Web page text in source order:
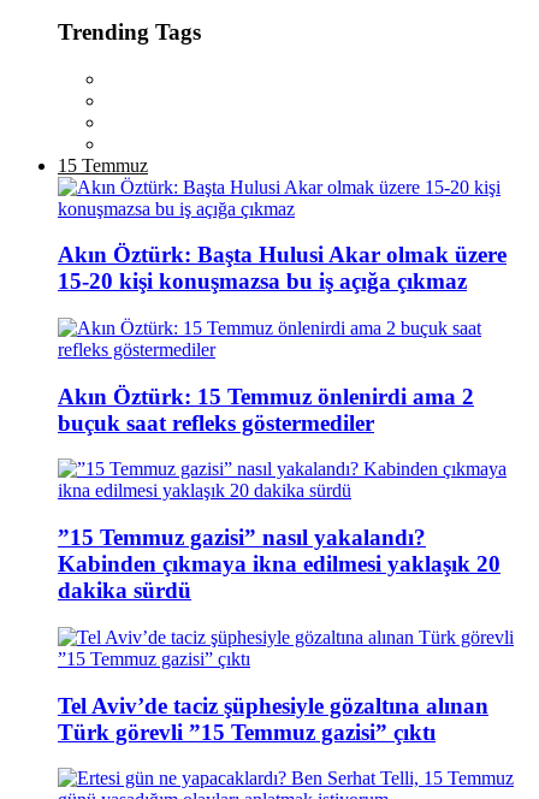
Trending Tags
15 Temmuz
Akın Öztürk: Başta Hulusi Akar olmak üzere
15-20 kişi konuşmazsa bu iş açığa çıkmaz
Akın Öztürk: 15 Temmuz önlenirdi ama 2
buçuk saat refleks göstermediler
”15 Temmuz gazisi” nasıl yakalandı?
Kabinden çıkmaya ikna edilmesi yaklaşık 20
dakika sürdü
Tel Aviv’de taciz şüphesiyle gözaltına alınan
Türk görevli ”15 Temmuz gazisi” çıktı